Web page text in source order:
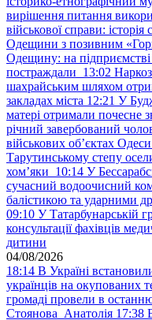
вирішення питання
військової справи:
Одещини з позивним
Одещину: на підприємстві
постраждали 13:02
шахрайським шляхом
закладах міста 12:21 У
матері отримали почесне
річний завербований
військових обʼєктах Одеси
Тарутинському степу
хом’яки 10:14 У
сучасний водоочисний
балістикою та ударними
09:10 У Татарбунарській
консультації фахівців
дитини
04/08/2026
18:14 В Україні
українців на окупованих
громаді провели в
Стоянова Анатолія 17:38